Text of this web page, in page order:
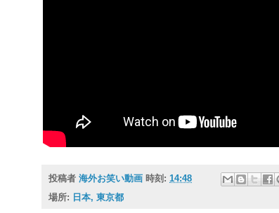
投稿者 海外お笑い動画 時刻: 14:48
場所: 日本, 東京都